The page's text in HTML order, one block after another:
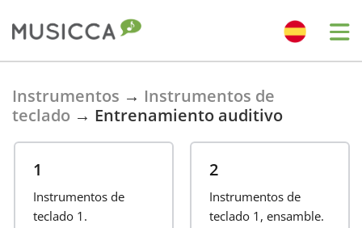
Instrumentos → Instrumentos de
teclado → Entrenamiento auditivo
1
Instrumentos de
teclado 1.
2
Instrumentos de
teclado 1, ensamble.